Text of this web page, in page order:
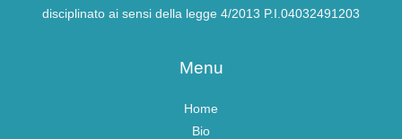
disciplinato ai sensi della legge 4/2013 P.I.04032491203
Menu
Home
Bio